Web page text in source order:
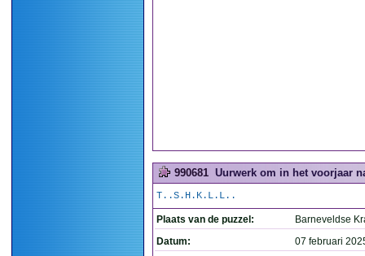
990681 Uurwerk om in het voorjaar
T..S.H.K.L.L..
Plaats van de puzzel:
Barneveldse
Datum:
07 februari